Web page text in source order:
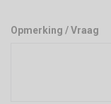
Opmerking / Vraag